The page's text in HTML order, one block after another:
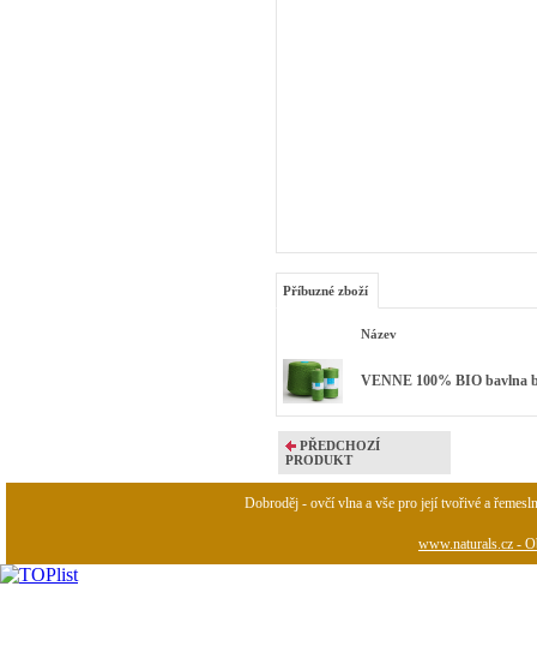
Příbuzné zboží
Název
VENNE 100% BIO bavlna
PŘEDCHOZÍ
PRODUKT
Dobroděj - ovčí vlna a vše pro její tvořivé a
www.naturals.cz -